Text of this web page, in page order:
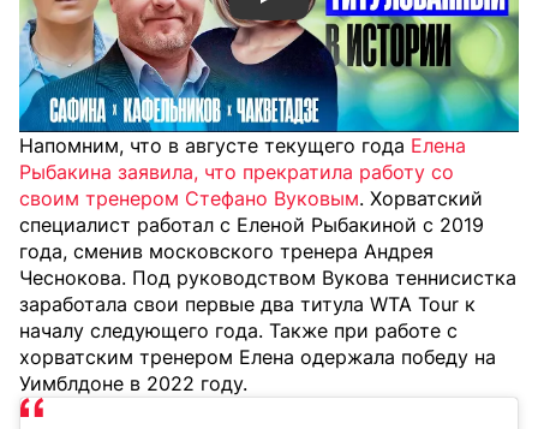
Напомним, что в августе текущего года Елена
Рыбакина заявила, что прекратила работу со
своим тренером Стефано Вуковым. Хорватский
специалист работал с Еленой Рыбакиной с 2019
года, сменив московского тренера Андрея
Чеснокова. Под руководством Вукова теннисистка
заработала свои первые два титула WTA Tour к
началу следующего года. Также при работе с
хорватским тренером Елена одержала победу на
Уимблдоне в 2022 году.